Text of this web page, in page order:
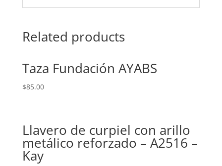
Related products
Taza Fundación AYABS
$85.00
Llavero de curpiel con arillo
metálico reforzado – A2516 –
Kay